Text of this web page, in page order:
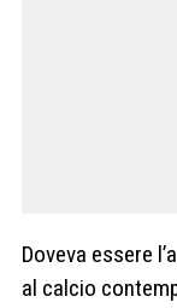
Doveva essere
al calcio